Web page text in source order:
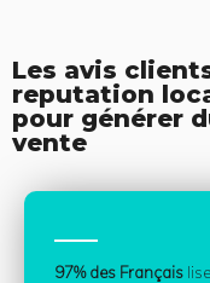
é
d
e
n
Les avis
reputation
pour générer
vente
97% des Français